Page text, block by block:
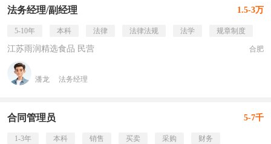
法务经理/副经理 1.5-3万
5-10年 本科 法律 法律法规 法学 规章制度
江苏雨润精选食品 民营 合肥
潘龙 法务经理
合同管理员 5-7千
1-3年 本科 销售 买卖 采购 财务